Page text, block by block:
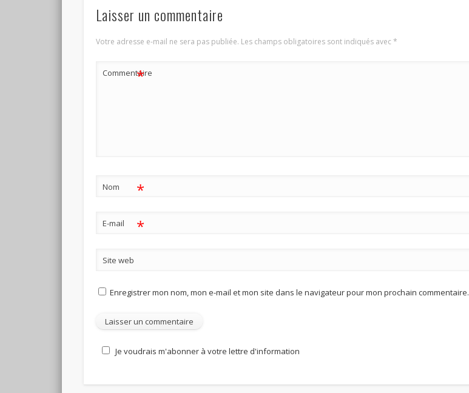
Laisser un commentaire
Votre adresse e-mail ne sera pas publiée. Les champs obligatoires sont indiqués avec*
Commentaire
*
Nom *
E-mail *
Site web
Enregistrer mon nom, mon e-mail et mon site dans le navigateur pour mon prochain commentaire.
Je voudrais m'abonner à votre lettre d'information